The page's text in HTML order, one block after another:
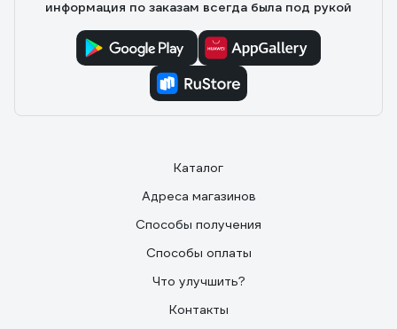
информация по заказам всегда была под рукой
Каталог
Адреса магазинов
Способы получения
Способы оплаты
Что улучшить?
Контакты